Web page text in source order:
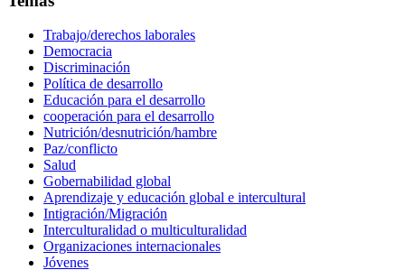
Trabajo/derechos laborales
Democracia
Discriminación
Política de desarrollo
Educación para el desarrollo
cooperación para el desarrollo
Nutrición/desnutrición/hambre
Paz/conflicto
Salud
Gobernabilidad global
Aprendizaje y educación global e intercultural
Intigración/Migración
Interculturalidad o multiculturalidad
Organizaciones internacionales
Jóvenes